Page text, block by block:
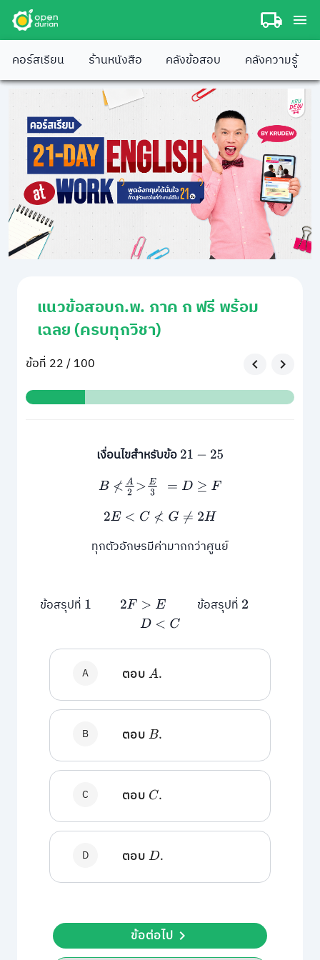
คอร์สเรียน ร้านหนังสือ คลังข้อสอบ คลังความรู้
แนวข้อสอบก.พ. ภาค ก ฟรี พร้อม
เฉลย (ครบทุกวิชา)
ข้อที่ 22 / 100
เงื่อนไขสําหรับข้อ21 −25
B≮ A2> E3 =D ≥F
2E< C≮ G≠ 2H
ทุกตัวอักษรมีค่ามากกว่าศูนย์
ข้อสรุปที่ 1 2F> E ข้อสรุปที่ 2
D< C
A ตอบA.
B ตอบB.
C ตอบ C.
D ตอบD.
ข้อต่อไป